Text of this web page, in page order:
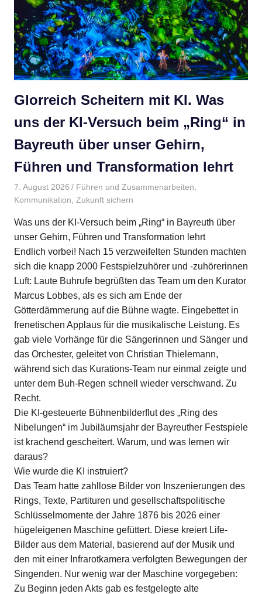
Glorreich Scheitern mit KI. Was
uns der KI-Versuch beim „Ring“ in
Bayreuth über unser Gehirn,
Führen und Transformation lehrt
7. August 2026 Gudrun Henne
Führen und Zusammenarbeiten
Kommunikation
Zukunft sichern
Was uns der KI-Versuch beim „Ring“ in Bayreuth über
unser Gehirn, Führen und Transformation lehrt
Endlich vorbei! Nach 15 verzweifelten Stunden machten
sich die knapp 2000 Festspielzuhörer und -zuhörerinnen
Luft: Laute Buhrufe begrüßten das Team um den Kurator
Marcus Lobbes, als es sich am Ende der
Götterdämmerung auf die Bühne wagte. Eingebettet in
frenetischen Applaus für die musikalische Leistung. Es
gab viele Vorhänge für die Sängerinnen und Sänger und
das Orchester, geleitet von Christian Thielemann,
während sich das Kurations-Team nur einmal zeigte und
unter dem Buh-Regen schnell wieder verschwand. Zu
Recht.
Die KI-gesteuerte Bühnenbilderflut des „Ring des
Nibelungen“ im Jubiläumsjahr der Bayreuther Festspiele
ist krachend gescheitert. Warum, und was lernen wir
daraus?
Wie wurde die KI instruiert?
Das Team hatte zahllose Bilder von Inszenierungen des
Rings, Texte, Partituren und gesellschaftspolitische
Schlüsselmomente der Jahre 1876 bis 2026 einer
hügeleigenen Maschine gefüttert. Diese kreiert Life-
Bilder aus dem Material, basierend auf der Musik und
den mit einer Infrarotkamera verfolgten Bewegungen der
Singenden. Nur wenig war der Maschine vorgegeben:
Zu Beginn jeden Akts gab es festgelegte alte